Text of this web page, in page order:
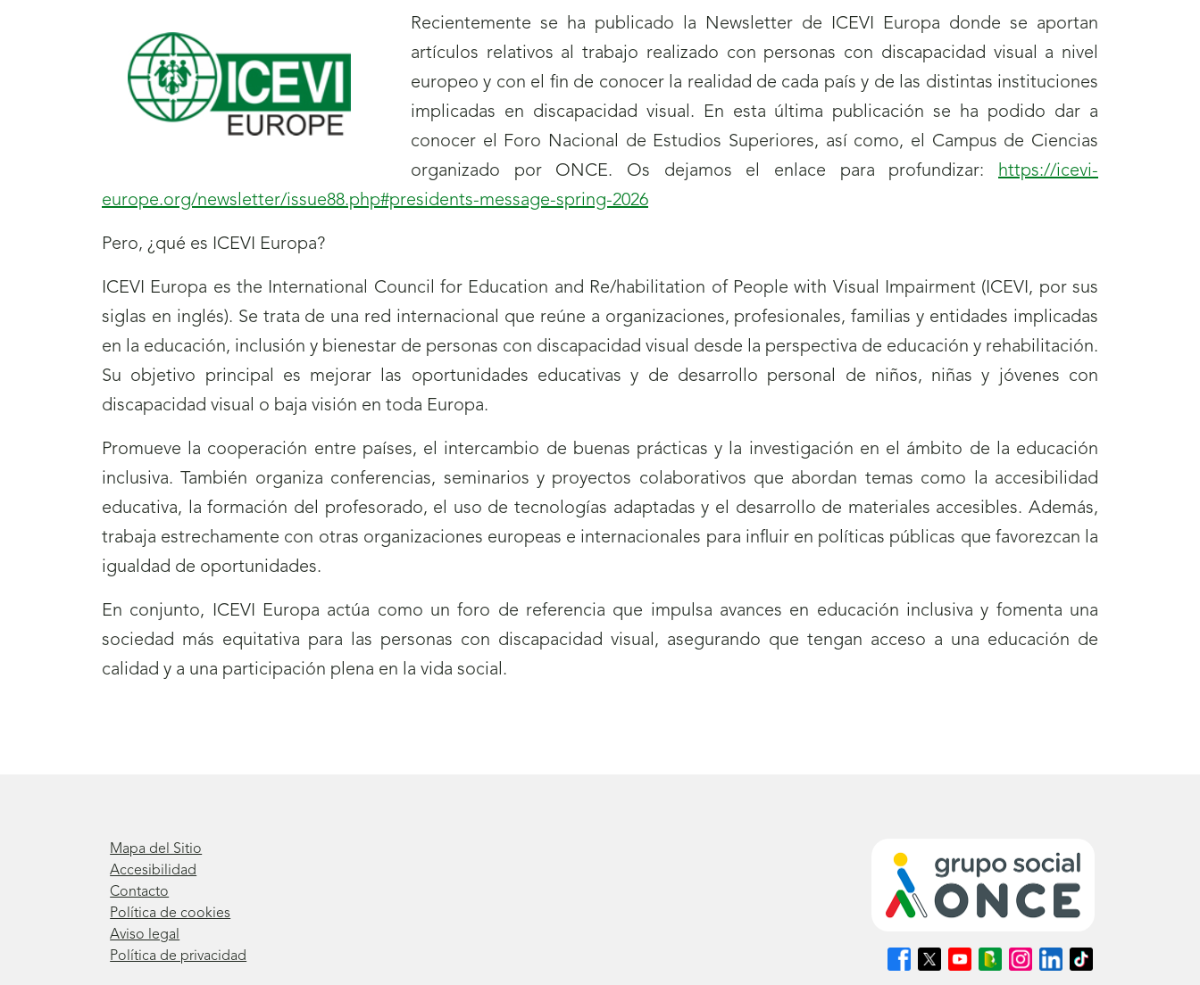
Recientemente se ha publicado la Newsletter de ICEVI Europa donde se aportan
artículos relativos al trabajo realizado con personas con discapacidad visual a nivel
europeo y con el fin de conocer la realidad de cada país y de las distintas instituciones
implicadas en discapacidad visual. En esta última publicación se ha podido dar a
conocer el Foro Nacional de Estudios Superiores, así como, el Campus de Ciencias
organizado por ONCE. Os dejamos el enlace para profundizar: https://icevi-
europe.org/newsletter/issue88.php#presidents-message-spring-2026
Pero, ¿qué es ICEVI Europa?
ICEVI Europa es the International Council for Education and Re/habilitation of People with Visual Impairment (ICEVI, por sus
siglas en inglés). Se trata de una red internacional que reúne a organizaciones, profesionales, familias y entidades implicadas
en la educación, inclusión y bienestar de personas con discapacidad visual desde la perspectiva de educación y rehabilitación.
Su objetivo principal es mejorar las oportunidades educativas y de desarrollo personal de niños, niñas y jóvenes con
discapacidad visual o baja visión en toda Europa.
Promueve la cooperación entre países, el intercambio de buenas prácticas y la investigación en el ámbito de la educación
inclusiva. También organiza conferencias, seminarios y proyectos colaborativos que abordan temas como la accesibilidad
educativa, la formación del profesorado, el uso de tecnologías adaptadas y el desarrollo de materiales accesibles. Además,
trabaja estrechamente con otras organizaciones europeas e internacionales para influir en políticas públicas que favorezcan la
igualdad de oportunidades.
En conjunto, ICEVI Europa actúa como un foro de referencia que impulsa avances en educación inclusiva y fomenta una
sociedad más equitativa para las personas con discapacidad visual, asegurando que tengan acceso a una educación de
calidad y a una participación plena en la vida social.
Mapa del Sitio
Accesibilidad
Contacto
Política de cookies
Aviso legal
Política de privacidad
Síguenos
en
Síguenos
en
Síguenos
en
Síguenos
en
Síguenos
en
Síguenos
en
Síguenos
en